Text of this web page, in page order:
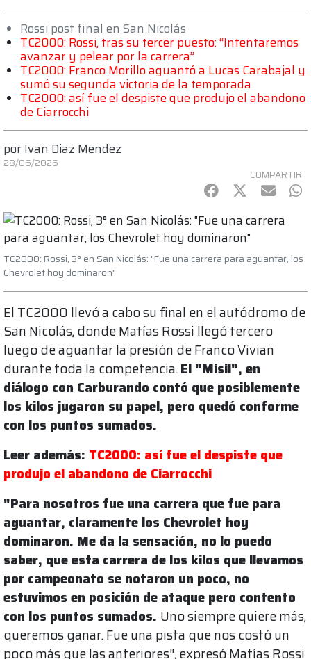
Rossi post final en San Nicolás
TC2000: Rossi, tras su tercer puesto: “Intentaremos
avanzar y pelear por la carrera”
TC2000: Franco Morillo aguantó a Lucas Carabajal y
sumó su segunda victoria de la temporada
TC2000: así fue el despiste que produjo el abandono
de Ciarrocchi
por Ivan Diaz Mendez
28/06/2026
COMPARTIR
Facebook
Twitter
mail
TC2000: Rossi, 3° en San Nicolás: "Fue una carrera para aguantar, los
Chevrolet hoy dominaron"
El TC2000 llevó a cabo su final en el autódromo de
San Nicolás, donde Matías Rossi llegó tercero
luego de aguantar la presión de Franco Vivian
durante toda la competencia.El "Misil", en
diálogo con Carburando contó que posiblemente
los kilos jugaron su papel, pero quedó conforme
con los puntos sumados.
Leer además: TC2000: así fue el despiste que
produjo el abandono de Ciarrocchi
"Para nosotros fue una carrera que fue para
aguantar, claramente los Chevrolet hoy
dominaron. Me da la sensación, no lo puedo
saber, que esta carrera de los kilos que llevamos
por campeonato se notaron un poco, no
estuvimos en posición de ataque pero contento
con los puntos sumados. Uno siempre quiere más,
queremos ganar. Fue una pista que nos costó un
poco más que las anteriores", expresó Matías Rossi